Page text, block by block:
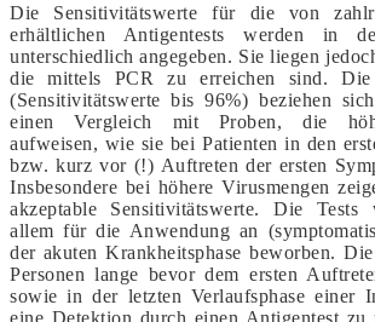
Die Sensitivitätswerte für die von
erhältlichen Antigentests werden in
unterschiedlich angegeben. Sie liegen
die mittels PCR zu erreichen sind. Die
(Sensitivitätswerte bis 96%) beziehen
einen Vergleich mit Proben, die
aufweisen, wie sie bei Patienten in den
bzw. kurz vor (!) Auftreten der ersten
Insbesondere bei höhere Virusmengen
akzeptable Sensitivitätswerte. Die
allem für die Anwendung an
der akuten Krankheitsphase beworben.
Personen lange bevor dem ersten
sowie in der letzten Verlaufsphase einer
eine Detektion durch einen Antigentest